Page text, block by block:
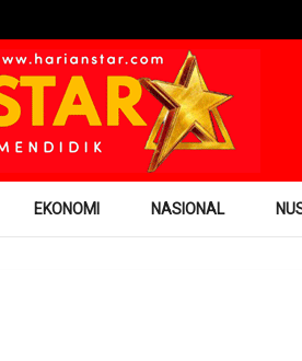
EKONOMI NASIONAL